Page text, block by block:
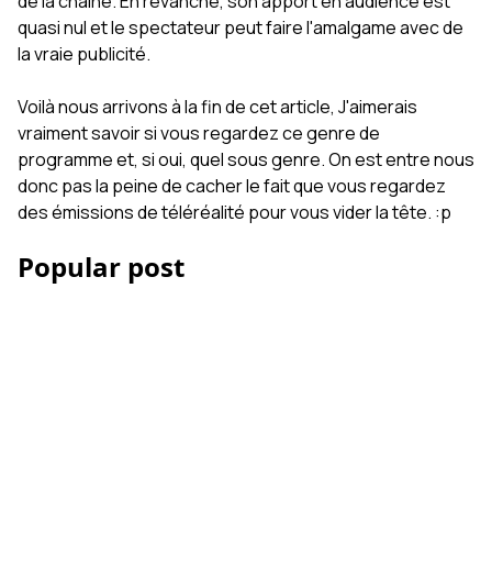
quasi nul et le spectateur peut faire l'amalgame avec de
la vraie publicité.
Voilà nous arrivons à la fin de cet article, J'aimerais
vraiment savoir si vous regardez ce genre de
programme et, si oui, quel sous genre. On est entre nous
donc pas la peine de cacher le fait que vous regardez
des émissions de téléréalité pour vous vider la tête. :p
Popular post